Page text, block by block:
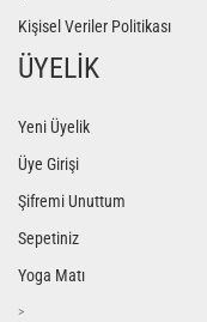
Kişisel Veriler Politikası
ÜYELİK
Yeni Üyelik
Üye Girişi
Şifremi Unuttum
Sepetiniz
Yoga Matı
>